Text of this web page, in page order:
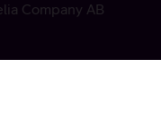
Company AB